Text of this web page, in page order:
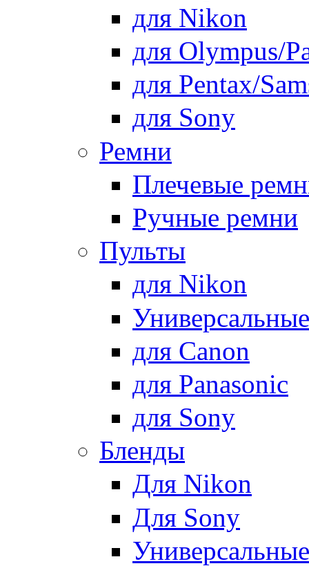
для Nikon
для Olympus/
для Pentax/
для Sony
Ремни
Плечевые
Ручные ремни
Пульты
для Nikon
Универсальные
для Canon
для Panasonic
для Sony
Бленды
Для Nikon
Для Sony
Универсальные